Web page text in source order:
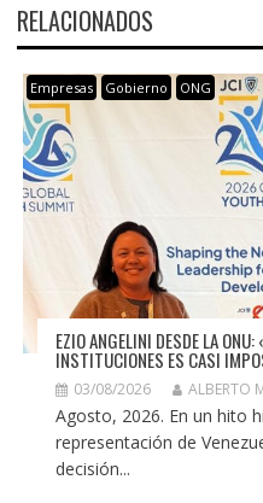
RELACIONADOS
Empresas Gobierno ONG
EZIO ANGELINI DESDE LA
INSTITUCIONES ES CASI
03/08/2026 ALBERTO
Agosto, 2026. En un hito
representación de
decisión...